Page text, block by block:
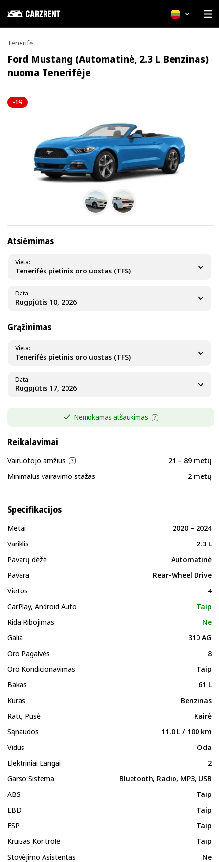
Lietuvių
Tenerifė
Ford Mustang (Automatinė, 2.3 L Benzinas)
nuoma Tenerifėje
–1%
Atsiėmimas
Tenerifės pietinis oro uostas (TFS)
Vieta
Data
Grąžinimas
Tenerifės pietinis oro uostas (TFS)
Vieta
Data
Nemokamas atšaukimas
Reikalavimai
Vairuotojo amžius
21 – 89 metų
Minimalus vairavimo stažas
2 metų
Specifikacijos
Metai
2020 – 2024
Variklis
2.3 L
Pavarų dėžė
Automatinė
Pavara
Rear-Wheel Drive
Vietos
4
CarPlay, Android Auto
Taip
Rida Ribojimas
Ne
Galia
310 AG
Oro Pagalvės
8
Oro Kondicionavimas
Taip
Bakas
61 L
Kuras
Benzinas
Ratų Pusė
Kairė
Sąnaudos
11.0 L / 100 km
Vidus
Oda
Elektriniai Langai
2
Garso Sistema
Bluetooth, Radio, MP3, USB
ABS
Taip
EBD
Taip
ESP
Taip
Kruizas Kontrolė
Taip
Stovėjimo Asistentas
Ne